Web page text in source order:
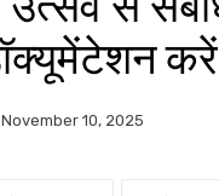
November 10, 2025